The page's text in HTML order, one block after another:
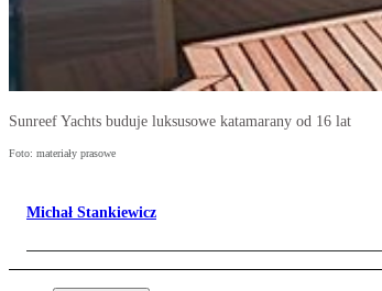
Sunreef Yachts buduje luksusowe katamarany od 16 lat
Foto: materiały prasowe
Michał Stankiewicz